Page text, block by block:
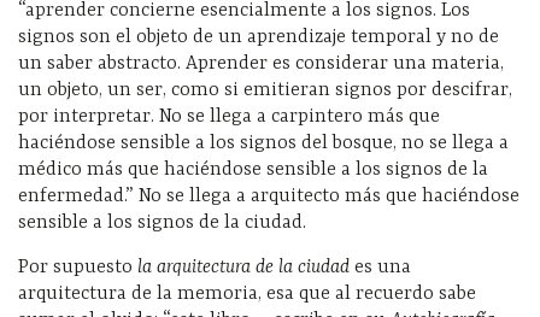
“aprender concierne esencialmente a los signos. Los
signos son el objeto de un aprendizaje temporal y no de
un saber abstracto. Aprender es considerar una materia,
un objeto, un ser, como si emitieran signos por descifrar,
por interpretar. No se llega a carpintero más que
haciéndose sensible a los signos del bosque, no se llega a
médico más que haciéndose sensible a los signos de la
enfermedad.” No se llega a arquitecto más que haciéndose
sensible a los signos de la ciudad.
Por supuesto la arquitectura de la ciudad es una
arquitectura de la memoria, esa que al recuerdo sabe